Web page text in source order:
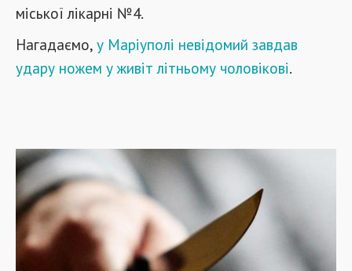
міської лікарні №4.
Нагадаємо, у Маріуполі невідомий завдав
удару ножем у живіт літньому чоловікові.